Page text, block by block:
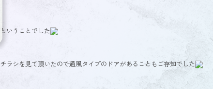
ということでした
チラシを見て頂いたので通風タイプのドアがあることもご存知でした